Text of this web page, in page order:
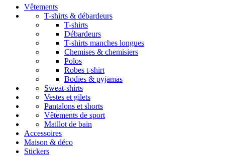
Vêtements
T-shirts & débardeurs
T-shirts
Débardeurs
T-shirts manches longues
Chemises & chemisiers
Polos
Robes t-shirt
Bodies & pyjamas
Sweat-shirts
Vestes et gilets
Pantalons et shorts
Vêtements de sport
Maillot de bain
Accessoires
Maison & déco
Stickers